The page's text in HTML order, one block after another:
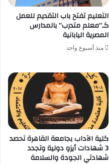
التعليم تفتح باب التقديم للعمل
كـ”معلم متدرب” بالمدارس
المصرية اليابانية
منذ أسبوع واحد
كلية الآداب بجامعة القاهرة تحصد
3 شهادات أيزو دولية وتجدد
شهادتي الجودة والسلامة